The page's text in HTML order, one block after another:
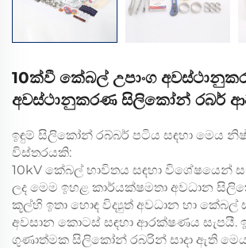
10ක්වී කේබල් උපාංග
අවස්ථානුකරණ සිලිකෝන් රබර්
ඉඳුම් සිලිකෝන් රබ්බර් පටිය සඳහා මෙය
විස්තරයකි:
10kV කේබල් භාවිතය සඳහා විශේෂයෙන්
ලද මෙම ඉහළ කාර්යක්ෂමතා අවධාන
කූල්හි ඉතා හොඳ විද්‍යුත් අවධාන හා
අවසාන කොටස් සඳහා ආරක්ෂණය සැපයී.
ගුණාත්මක සිලිකෝන් රබරින් සාදා ඇති මෙය